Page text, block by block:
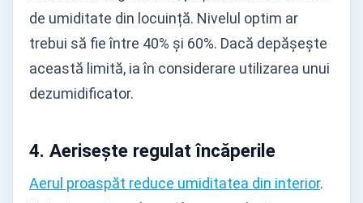
de umiditate din locuință. Nivelul optim ar
trebui să fie între 40% și 60%. Dacă depășește
această limită, ia în considerare utilizarea unui
dezumidificator.
4. Aerisește regulat încăperile
Aerul proaspăt reduce umiditatea din interior.